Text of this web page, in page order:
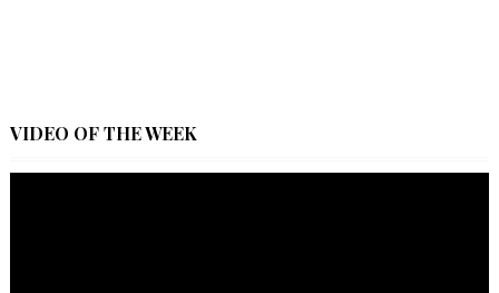
VIDEO OF THE WEEK